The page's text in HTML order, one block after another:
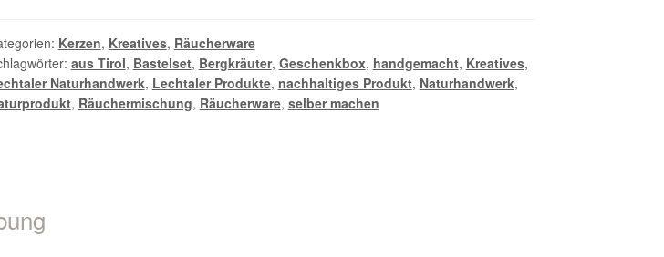
Kerzen, Kreatives, Räucherware
aus Tirol, Bastelset, Bergkräuter, Geschenkbox, handgemacht, Kreatives,
Naturhandwerk, Lechtaler Produkte, nachhaltiges Produkt, Naturhandwerk,
, Räuchermischung, Räucherware, selber machen